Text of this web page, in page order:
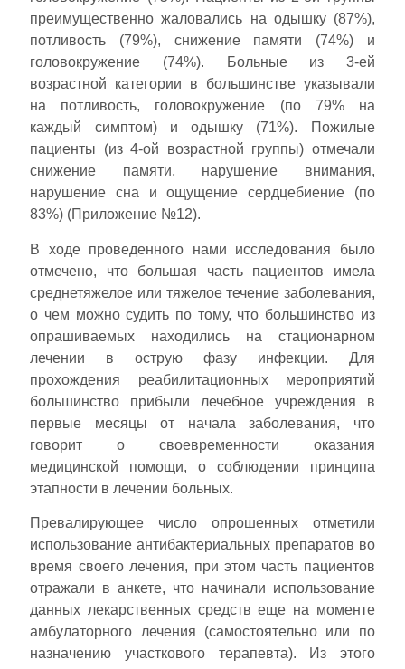
преимущественно жаловались на одышку (87%),
потливость (79%), снижение памяти (74%) и
головокружение (74%). Больные из 3-ей
возрастной категории в большинстве указывали
на потливость, головокружение (по 79% на
каждый симптом) и одышку (71%). Пожилые
пациенты (из 4-ой возрастной группы) отмечали
снижение памяти, нарушение внимания,
нарушение сна и ощущение сердцебиение (по
83%) (Приложение №12).
В ходе проведенного нами исследования было
отмечено, что большая часть пациентов имела
среднетяжелое или тяжелое течение заболевания,
о чем можно судить по тому, что большинство из
опрашиваемых находились на стационарном
лечении в острую фазу инфекции. Для
прохождения реабилитационных мероприятий
большинство прибыли лечебное учреждения в
первые месяцы от начала заболевания, что
говорит о своевременности оказания
медицинской помощи, о соблюдении принципа
этапности в лечении больных.
Превалирующее число опрошенных отметили
использование антибактериальных препаратов во
время своего лечения, при этом часть пациентов
отражали в анкете, что начинали использование
данных лекарственных средств еще на моменте
амбулаторного лечения (самостоятельно или по
назначению участкового терапевта). Из этого